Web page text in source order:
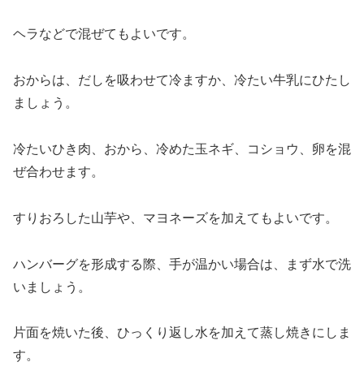
ヘラなどで混ぜてもよいです。
おからは、だしを吸わせて冷ますか、冷たい牛乳にひたし
ましょう。
冷たいひき肉、おから、冷めた玉ネギ、コショウ、卵を混
ぜ合わせます。
すりおろした山芋や、マヨネーズを加えてもよいです。
ハンバーグを形成する際、手が温かい場合は、まず水で洗
いましょう。
片面を焼いた後、ひっくり返し水を加えて蒸し焼きにしま
す。